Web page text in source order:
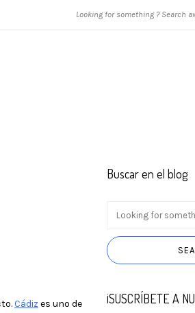
Cádiz es uno de
Buscar en el blog
¡SUSCRÍBETE A